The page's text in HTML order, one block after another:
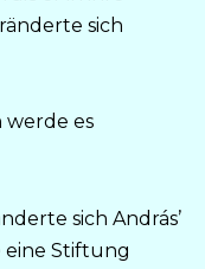
sich
werde es
sich András’
eine Stiftung